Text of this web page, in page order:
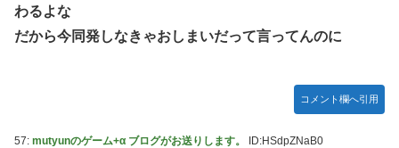
わるよな
だから今同発しなきゃおしまいだって言ってんのに
コメント欄へ引用
57: mutyunのゲーム+α ブログがお送りします。 ID:HSdpZNaB0